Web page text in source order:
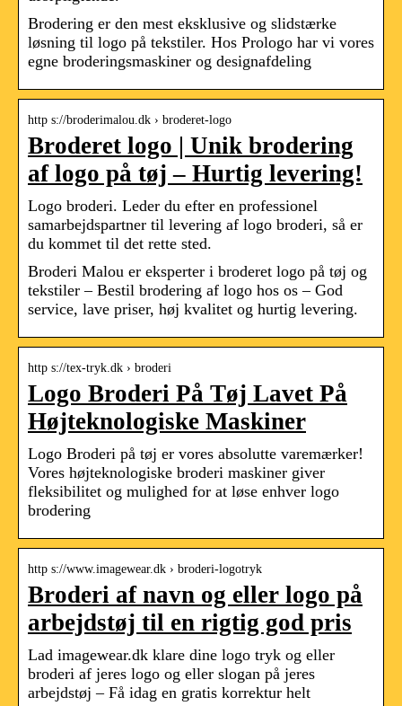
Brodering er den mest eksklusive og slidstærke
løsning til logo på tekstiler. Hos Prologo har vi vores
egne broderingsmaskiner og designafdeling
http s://broderimalou.dk › broderet-logo
Broderet logo | Unik brodering
af logo på tøj – Hurtig levering!
Logo broderi. Leder du efter en professionel
samarbejdspartner til levering af logo broderi, så er
du kommet til det rette sted.
Broderi Malou er eksperter i broderet logo på tøj og
tekstiler – Bestil brodering af logo hos os – God
service, lave priser, høj kvalitet og hurtig levering.
http s://tex-tryk.dk › broderi
Logo Broderi På Tøj Lavet På
Højteknologiske Maskiner
Logo Broderi på tøj er vores absolutte varemærker!
Vores højteknologiske broderi maskiner giver
fleksibilitet og mulighed for at løse enhver logo
brodering
http s://www.imagewear.dk › broderi-logotryk
Broderi af navn og eller logo på
arbejdstøj til en rigtig god pris
Lad imagewear.dk klare dine logo tryk og eller
broderi af jeres logo og eller slogan på jeres
arbejdstøj – Få idag en gratis korrektur helt